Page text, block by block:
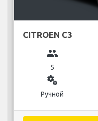
CITROEN C3
group
5
miscellaneous_services
Ручной